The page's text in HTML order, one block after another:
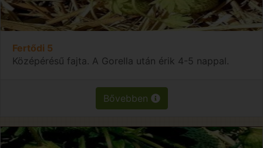
Fertődi 5
Középérésű fajta. A Gorella után érik 4-5 nappal.
Bővebben